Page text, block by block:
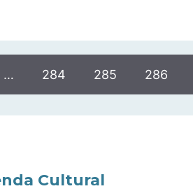
… 284 285 286
Cultural